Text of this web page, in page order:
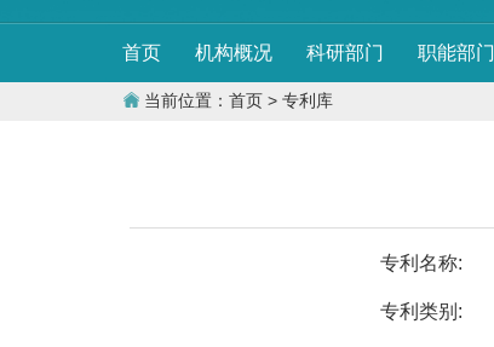
首页 机构概况 科研部门 职能部门
当前位置： 首页 > 专利库
专利名称:
专利类别: